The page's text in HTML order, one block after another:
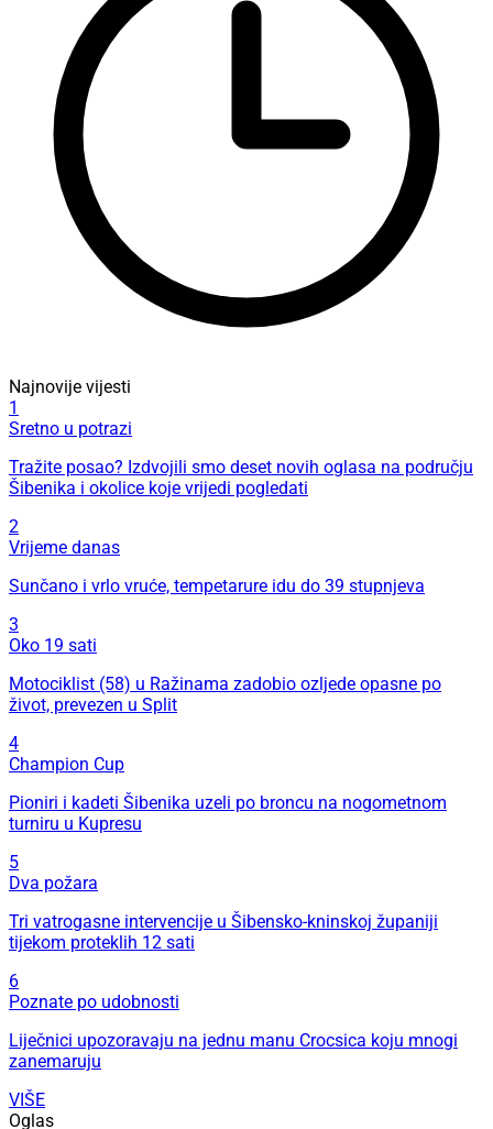
Najnovije vijesti
1
Sretno u potrazi
Tražite posao? Izdvojili smo deset novih oglasa na području
Šibenika i okolice koje vrijedi pogledati
2
Vrijeme danas
Sunčano i vrlo vruće, tempetarure idu do 39 stupnjeva
3
Oko 19 sati
Motociklist (58) u Ražinama zadobio ozljede opasne po
život, prevezen u Split
4
Champion Cup
Pioniri i kadeti Šibenika uzeli po broncu na nogometnom
turniru u Kupresu
5
Dva požara
Tri vatrogasne intervencije u Šibensko-kninskoj županiji
tijekom proteklih 12 sati
6
Poznate po udobnosti
Liječnici upozoravaju na jednu manu Crocsica koju mnogi
zanemaruju
VIŠE
Oglas